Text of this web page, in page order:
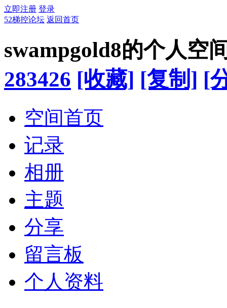
立即注册 登录
52梯控论坛 返回首页
swampgold8的个人空
283426 [收藏] [复制] [
空间首页
记录
相册
主题
分享
留言板
个人资料